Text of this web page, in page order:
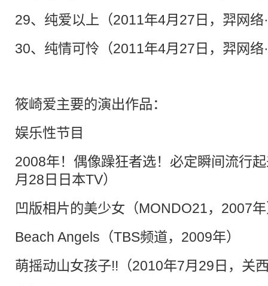
29、纯爱以上（2011年4月27日，羿网络
30、纯情可怜（2011年4月27日，羿网络
筱崎爱主要的演出作品：
娱乐性节目
2008年！偶像躁狂者选！必定瞬间流行
月28日日本TV）
凹版相片的美少女（MONDO21，2007
Beach Angels（TBS频道，2009年）
萌摇动山女孩子!!（2010年7月29日，关